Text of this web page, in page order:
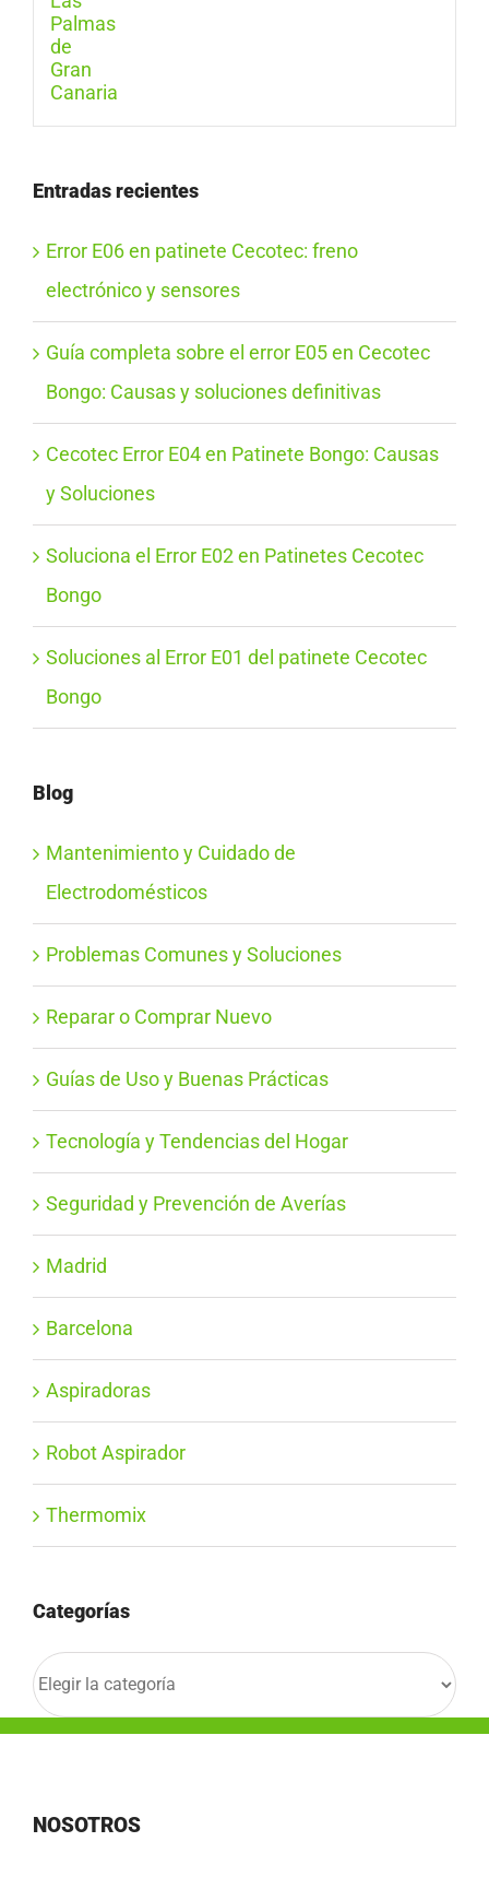
Entradas recientes
Error E06 en patinete Cecotec: freno
electrónico y sensores
Guía completa sobre el error E05 en Cecotec
Bongo: Causas y soluciones definitivas
Cecotec Error E04 en Patinete Bongo: Causas
y Soluciones
Soluciona el Error E02 en Patinetes Cecotec
Bongo
Soluciones al Error E01 del patinete Cecotec
Bongo
Blog
Mantenimiento y Cuidado de
Electrodomésticos
Problemas Comunes y Soluciones
Reparar o Comprar Nuevo
Guías de Uso y Buenas Prácticas
Tecnología y Tendencias del Hogar
Seguridad y Prevención de Averías
Madrid
Barcelona
Aspiradoras
Robot Aspirador
Thermomix
Categorías
Categorías
NOSOTROS